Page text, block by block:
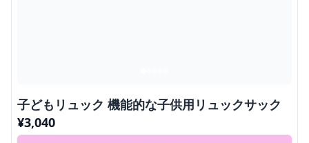
子どもリュック 機能的な子供用リュックサック
¥3,040